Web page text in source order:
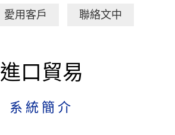
愛用客戶 聯絡文中
進口貿易
系統簡介